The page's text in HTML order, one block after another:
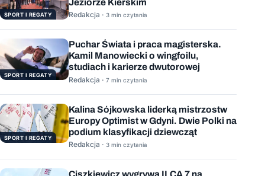
SPORT I REGATY
Jeziorze Kierskim
Redakcja · 3 min czytania
SPORT I REGATY
Puchar Świata i praca magisterska.
Kamil Manowiecki o wingfoilu,
studiach i karierze dwutorowej
Redakcja · 7 min czytania
SPORT I REGATY
Kalina Sójkowska liderką mistrzostw
Europy Optimist w Gdyni. Dwie Polki na
podium klasyfikacji dziewcząt
Redakcja · 3 min czytania